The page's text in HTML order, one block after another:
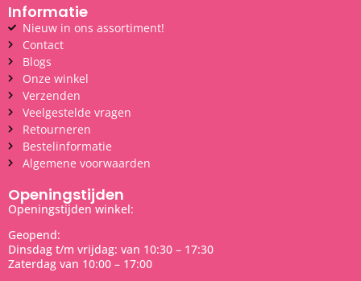
Informatie
Nieuw in ons assortiment!
Contact
Blogs
Onze winkel
Verzenden
Veelgestelde vragen
Retourneren
Bestelinformatie
Algemene voorwaarden
Openingstijden
Openingstijden winkel:
Geopend:
Dinsdag t/m vrijdag: van 10:30 – 17:30
Zaterdag van 10:00 – 17:00